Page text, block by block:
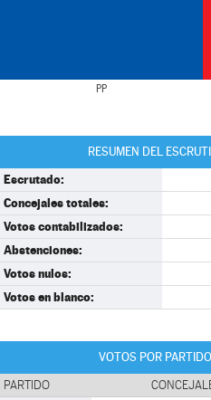
PP
RESUMEN DEL
Escrutado:
Concejales totales:
Votos contabilizados:
Abstenciones:
Votos nulos:
Votos en blanco:
VOTOS POR
PARTIDO